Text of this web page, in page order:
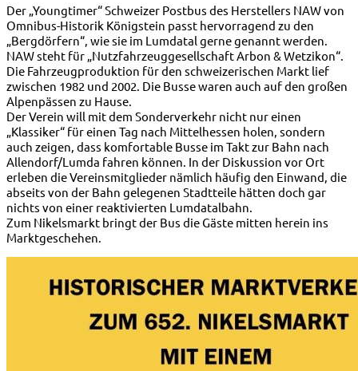
Der „Youngtimer“ Schweizer Postbus des Herstellers NAW von
Omnibus-Historik Königstein passt hervorragend zu den
„Bergdörfern“, wie sie im Lumdatal gerne genannt werden.
NAW steht für „Nutzfahrzeuggesellschaft Arbon & Wetzikon“.
Die Fahrzeugproduktion für den schweizerischen Markt lief
zwischen 1982 und 2002. Die Busse waren auch auf den großen
Alpenpässen zu Hause.
Der Verein will mit dem Sonderverkehr nicht nur einen
„Klassiker“ für einen Tag nach Mittelhessen holen, sondern
auch zeigen, dass komfortable Busse im Takt zur Bahn nach
Allendorf/Lumda fahren können. In der Diskussion vor Ort
erleben die Vereinsmitglieder nämlich häufig den Einwand, die
abseits von der Bahn gelegenen Stadtteile hätten doch gar
nichts von einer reaktivierten Lumdatalbahn.
Zum Nikelsmarkt bringt der Bus die Gäste mitten herein ins
Marktgeschehen.